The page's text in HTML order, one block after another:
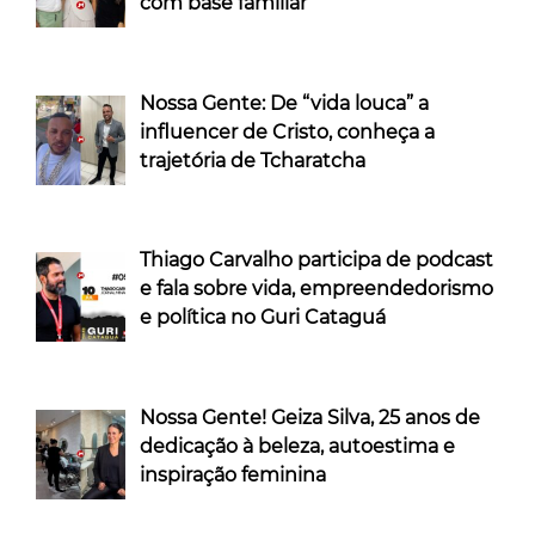
Nossa Gente: De “vida louca” a
influencer de Cristo, conheça a
trajetória de Tcharatcha
Thiago Carvalho participa de podcast
e fala sobre vida, empreendedorismo
e política no Guri Cataguá
Nossa Gente! Geiza Silva, 25 anos de
dedicação à beleza, autoestima e
inspiração feminina